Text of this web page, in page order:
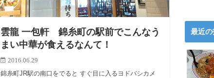
雲龍 一包軒 錦糸町の駅前でこんなう
まい中華が食えるなんて！
2016.06.29
錦糸町JR駅の南口をでると すぐ目に入るヨドバシカメ
最近の